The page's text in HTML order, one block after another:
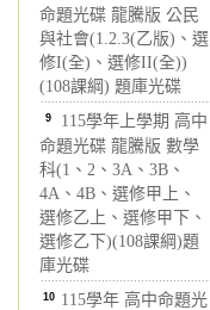
命題光碟 龍騰版 公民
與社會(1.2.3(乙版)、選
修I(全)、選修II(全))
(108課綱) 題庫光碟
9 115學年上學期 高中
命題光碟 龍騰版 數學
科(1、2、3A、3B、
4A、4B、選修甲上、
選修乙上、選修甲下、
選修乙下)(108課綱)題
庫光碟
10 115學年 高中命題光